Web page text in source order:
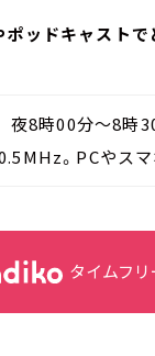
ッドキャストで
夜8時00分～8時
。PCや
タイムフリ